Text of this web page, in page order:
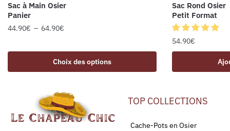
Sac à Main Osier
Panier
44.90€ – 64.90€
Choix des options
Sac Rond Osier
Petit Format
54.90€
TOP COLLECTIONS
Cache-Pots en Osier